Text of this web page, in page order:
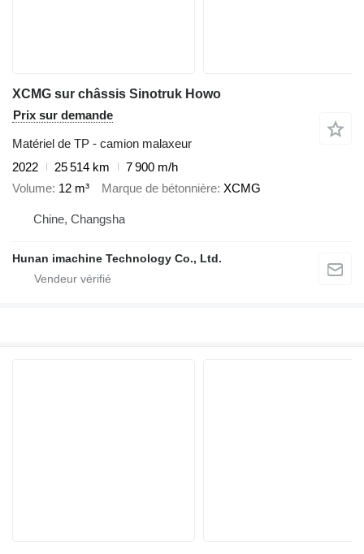
XCMG sur châssis Sinotruk Howo
Prix sur demande
Matériel de TP - camion malaxeur
2022
25 514 km
7 900 m/h
Volume 12 m³ Marque de bétonnière XCMG
Chine, Changsha
Hunan imachine Technology Co., Ltd.